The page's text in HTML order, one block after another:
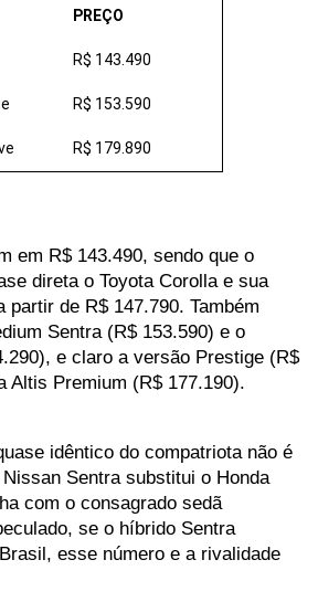
PREÇO
R$ 143.490
R$ 153.590
R$ 179.890
em R$ 143.490, sendo que o
direta o Toyota Corolla e sua
partir de R$ 147.790. Também
Sentra (R$ 153.590) e o
e claro a versão Prestige (R$
Altis Premium (R$ 177.190).
idêntico do compatriota não é
Sentra substitui o Honda
com o consagrado sedã
se o híbrido Sentra
esse número e a rivalidade